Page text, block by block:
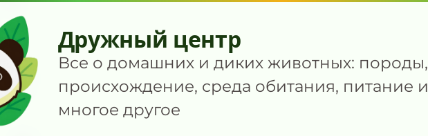
Дружный центр
Все о домашних и диких животных: породы,
происхождение, среда обитания, питание и
многое другое